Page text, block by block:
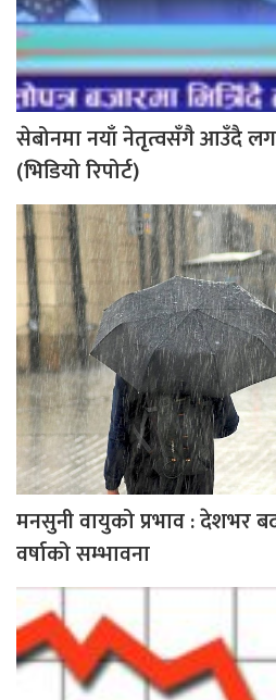
सेबोनमा नयाँ नेतृत्वसँगै आउँदै
(भिडियो रिपोर्ट)
मनसुनी वायुको प्रभाव : देशभर
वर्षाको सम्भावना